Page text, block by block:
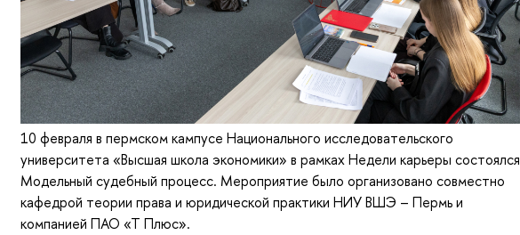
10 февраля в пермском кампусе Национального исследовательского
университета «Высшая школа экономики» в рамках Недели карьеры состоялся
Модельный судебный процесс. Мероприятие было организовано совместно
кафедрой теории права и юридической практики НИУ ВШЭ – Пермь и
компанией ПАО «Т Плюс».